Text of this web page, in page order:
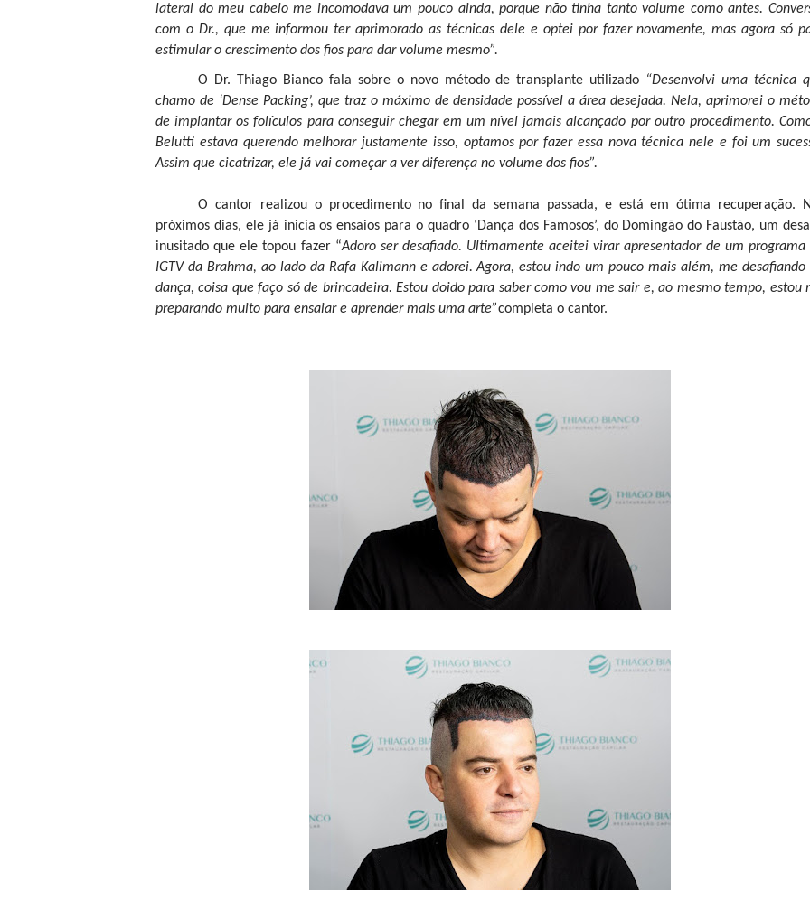
lateral do meu cabelo me incomodava um pouco ainda, porque não tinha tanto volume como antes.
com o Dr., que me informou ter aprimorado as técnicas dele e optei por fazer novamente, mas agora só
estimular o crescimento dos fios para dar volume mesmo”.
O Dr. Thiago Bianco fala sobre o novo método de transplante utilizado “Desenvolvi uma técnica
chamo de ‘Dense Packing’, que traz o máximo de densidade possível a área desejada. Nela, aprimorei o
de implantar os folículos para conseguir chegar em um nível jamais alcançado por outro procedimento.
Belutti estava querendo melhorar justamente isso, optamos por fazer essa nova técnica nele e foi um
Assim que cicatrizar, ele já vai começar a ver diferença no volume dos fios”.
O cantor realizou o procedimento no final da semana passada, e está em ótima recuperação.
próximos dias, ele já inicia os ensaios para o quadro ‘Dança dos Famosos’, do Domingão do Faustão, um
inusitado que ele topou fazer “Adoro ser desafiado. Ultimamente aceitei virar apresentador de um programa
IGTV da Brahma, ao lado da Rafa Kalimann e adorei. Agora, estou indo um pouco mais além, me desafiando
dança, coisa que faço só de brincadeira. Estou doido para saber como vou me sair e, ao mesmo tempo, estou
preparando muito para ensaiar e aprender mais uma arte”completa o cantor.